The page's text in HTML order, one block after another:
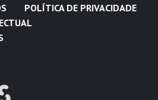
POLÍTICA DE PRIVACIDADE